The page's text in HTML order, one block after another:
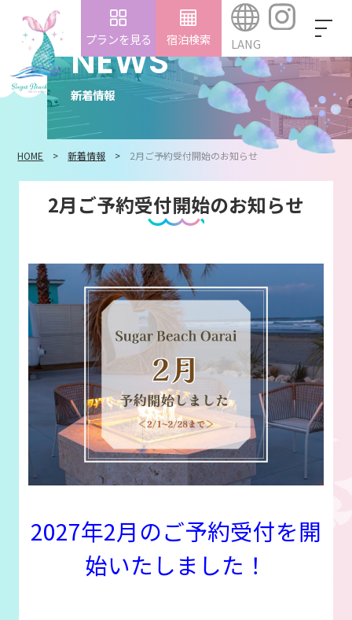
プランを見る 宿泊検索 LANG
NEWS
新着情報
HOME 新着情報 2月ご予約受付開始のお知らせ
2月ご予約受付開始のお知らせ
2027年2月のご予約受付を開
始いたしました！